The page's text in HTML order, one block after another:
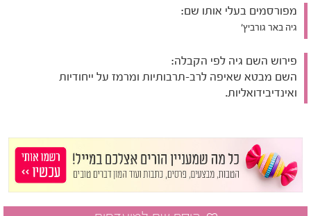
מפורסמים בעלי אותו שם:
גיה באר גורביץ׳
פירוש השם גיה לפי הקבלה:
השם מבטא שאיפה לרב-תרבותיות ומרמז על ייחודיות
ואינדיבידואליות.